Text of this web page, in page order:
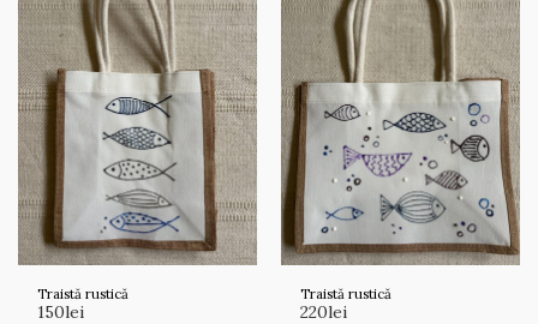
Traistă rustică
150lei
Traistă rustică
220lei